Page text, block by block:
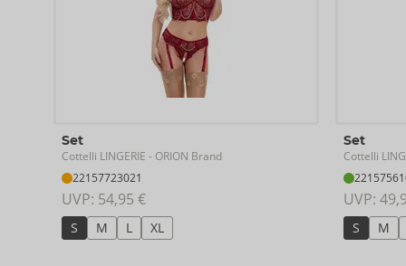
Set
Cottelli LINGERIE - ORION Brand
22157723021
UVP: 54,95 €
S M L XL
Set
Cottelli
UVP:
S M